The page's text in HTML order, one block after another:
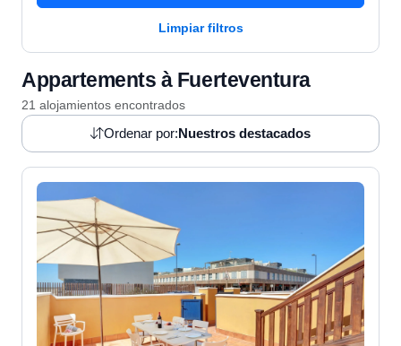
Limpiar filtros
Appartements à Fuerteventura
21 alojamientos encontrados
Ordenar por:Nuestros destacados